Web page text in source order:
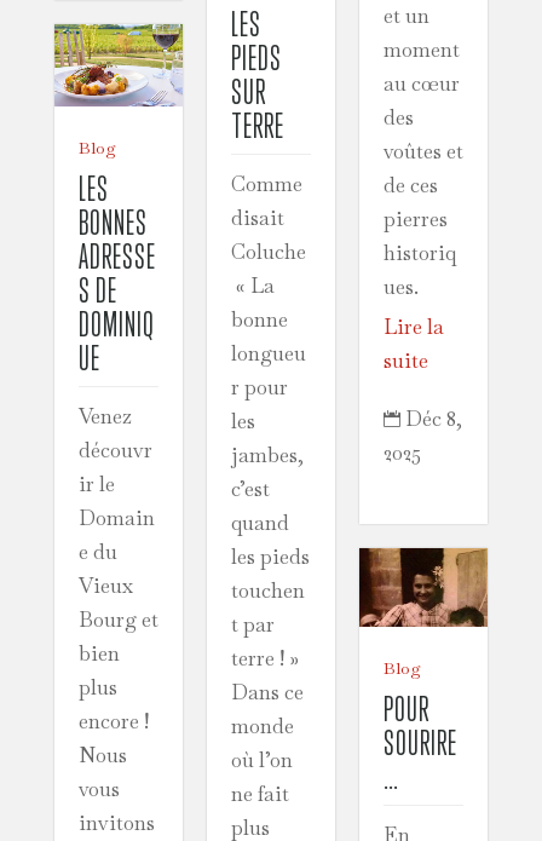
et un
moment
au cœur
des
voûtes et
de ces
pierres
historiq
ues.
Lire la
suite
 Déc 8,
2025
LES
PIEDS
SUR
TERRE
Comme
disait
Coluche
« La
bonne
longueu
r pour
les
jambes,
c’est
quand
les pieds
touchen
t par
terre ! »
Dans ce
monde
où l’on
ne fait
plus
Blog
LES
BONNES
ADRESSE
S DE
DOMINIQ
UE
Venez
découvr
ir le
Domain
e du
Vieux
Bourg et
bien
plus
encore !
Nous
vous
invitons
Blog
POUR
SOURIRE
…
En